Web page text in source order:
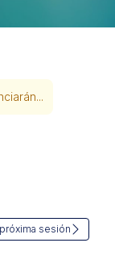
próxima sesión